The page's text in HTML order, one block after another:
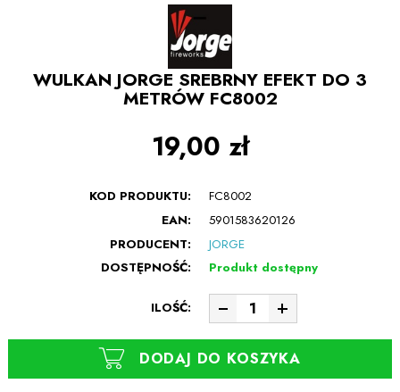
WULKAN JORGE SREBRNY EFEKT DO 3
METRÓW FC8002
19,00 zł
KOD PRODUKTU:
FC8002
EAN:
5901583620126
PRODUCENT:
JORGE
DOSTĘPNOŚĆ:
Produkt dostępny
ILOŚĆ:
DODAJ DO KOSZYKA